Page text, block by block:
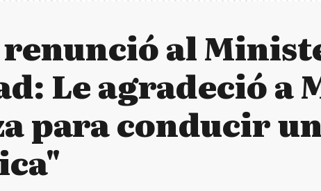
al
Le agradeció a
para conducir